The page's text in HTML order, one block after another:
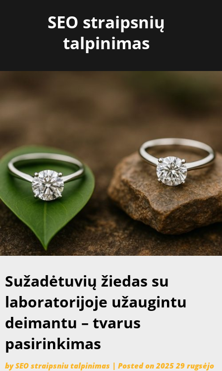
SEO straipsnių
talpinimas
Sužadėtuvių žiedas su
laboratorijoje užaugintu
deimantu – tvarus
pasirinkimas
bySEO straipsniu talpinimas | Posted on 2025 29 rugsėjo